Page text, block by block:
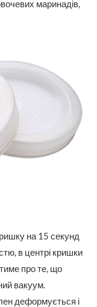
маринадів,
на 15 секунд
в центрі кришки
про те, що
вакуум.
деформується і